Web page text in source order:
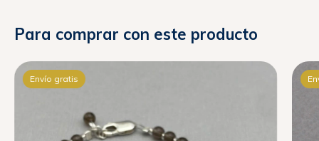
Para comprar con este producto
Envío gratis